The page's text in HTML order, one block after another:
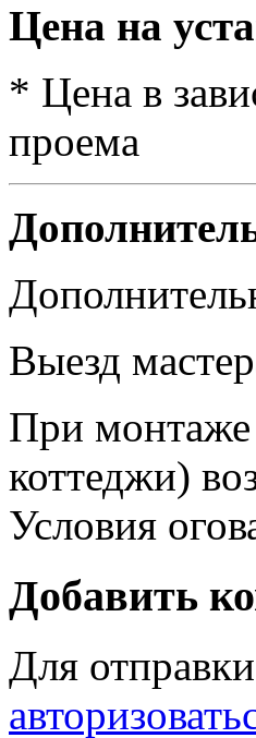
Цена на
* Цена в
проема
Выезд
При монтаже
коттеджи)
Условия
Добавить
Для